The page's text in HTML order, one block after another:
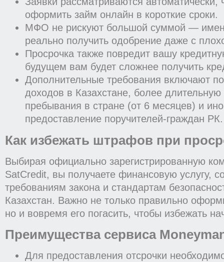
оформить займ онлайн в короткие сроки.
МФО не рискуют большой суммой —
реально получить одобрение даже с
Просрочка также повредит вашу
будущем вам будет сложнее получить
Дополнительные требования включают
доходов в Казахстане, более
пребывания в стране (от 6 месяцев) и
предоставление поручителей-граждан РК.
Как избежать штрафов при
Выбирая официально зарегистрированную
SatCredit, вы получаете финансовую услугу,
требованиям закона и стандартам
Казахстан. Важно не только правильно
но и вовремя его погасить, чтобы избежать
Преимущества сервиса
Для предоставления отсрочки